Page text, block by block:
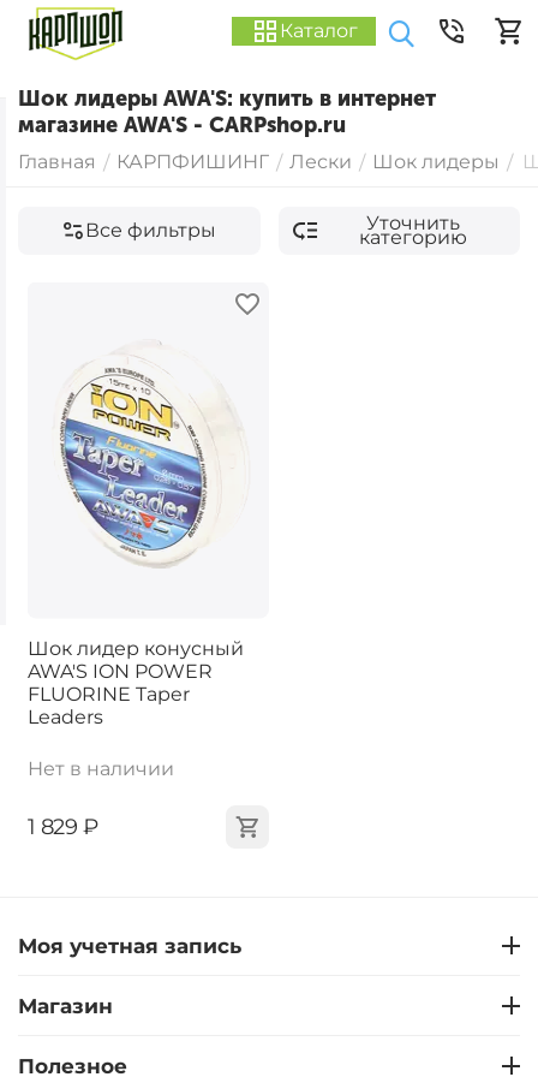
Каталог
Шок лидеры AWA'S: купить в интернет
магазине AWA'S - CARPshop.ru
Главная / КАРПФИШИНГ / Лески / Шок лидеры /
Все фильтры Уточнить
категорию
Шок лидер конусный
AWA'S ION POWER
FLUORINE Taper
Leaders
Нет в наличии
‍1 829‍ ₽
Моя учетная запись
Магазин
Полезное